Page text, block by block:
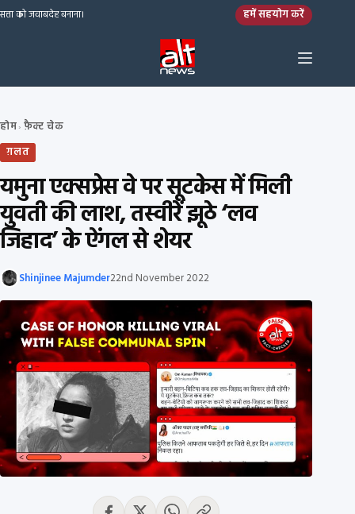
Skip to content
सत्ता को जवाबदेह बनाना। हमें सहयोग करें
होम› फ़ैक्ट चेक
ग़लत
यमुना एक्सप्रेस वे पर सूटकेस में मिली
युवती की लाश, तस्वीरें झूठे ‘लव
जिहाद’ के ऐंगल से शेयर
Shinjinee Majumder22nd November 2022